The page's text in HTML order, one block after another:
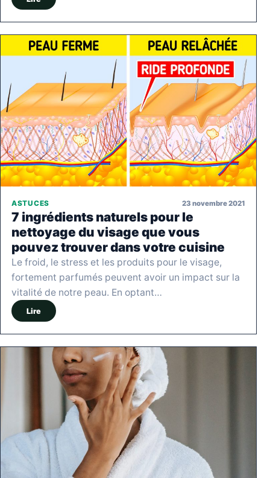
ASTUCES 23 novembre 2021
7 ingrédients naturels pour le
nettoyage du visage que vous
pouvez trouver dans votre cuisine
Le froid, le stress et les produits pour le visage,
fortement parfumés peuvent avoir un impact sur la
vitalité de notre peau. En optant…
Lire